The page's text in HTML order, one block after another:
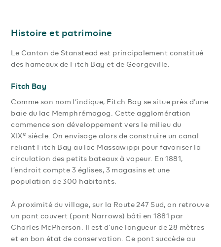
Histoire et patrimoine
Le Canton de Stanstead est principalement constitué
des hameaux de Fitch Bay et de Georgeville.
Fitch Bay
Comme son nom l’indique, Fitch Bay se situe près d’une
baie du lac Memphrémagog. Cette agglomération
commence son développement vers le milieu du
XIXe siècle. On envisage alors de construire un canal
reliant Fitch Bay au lac Massawippi pour favoriser la
circulation des petits bateaux à vapeur. En 1881,
l’endroit compte 3 églises, 3 magasins et une
population de 300 habitants.
À proximité du village, sur la Route 247 Sud, on retrouve
un pont couvert (pont Narrows) bâti en 1881 par
Charles McPherson. Il est d’une longueur de 28 mètres
et en bon état de conservation. Ce pont succède au